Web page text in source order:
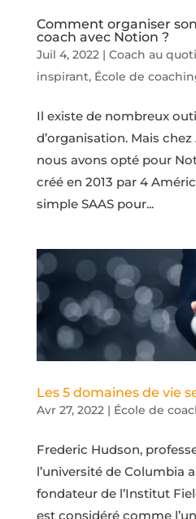
Comment organiser
coach avec Notion ?
Juil 4, 2022| Coach au
inspirant, École de
Il existe de nombreux
d’organisation. Mais
nous avons opté pour
créé en 2013 par 4
simple SAAS pour...
Les 5 domaines de vie
Avr 27, 2022| École de
Frederic Hudson,
l’université de Columbia
fondateur de l’Institut
est considéré comme